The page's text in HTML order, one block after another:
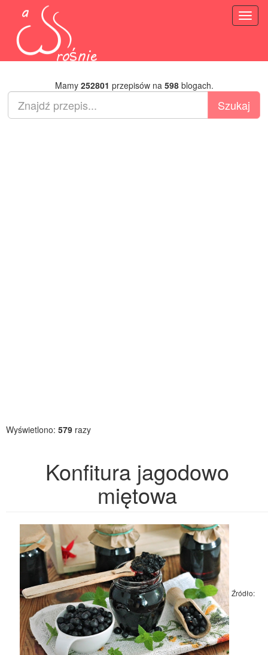
Mamy 252801 przepisów na 598blogach.
Wyświetlono: 579 razy
Konfitura jagodowo
miętowa
Źródło: